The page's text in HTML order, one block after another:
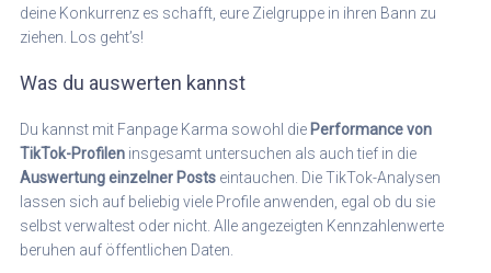
deine Konkurrenz es schafft, eure Zielgruppe in ihren Bann zu
ziehen. Los geht’s!
Was du auswerten kannst
Du kannst mit Fanpage Karma sowohl die Performance von
TikTok-Profilen insgesamt untersuchen als auch tief in die
Auswertung einzelner Posts eintauchen. Die TikTok-Analysen
lassen sich auf beliebig viele Profile anwenden, egal ob du sie
selbst verwaltest oder nicht. Alle angezeigten Kennzahlenwerte
beruhen auf öffentlichen Daten.